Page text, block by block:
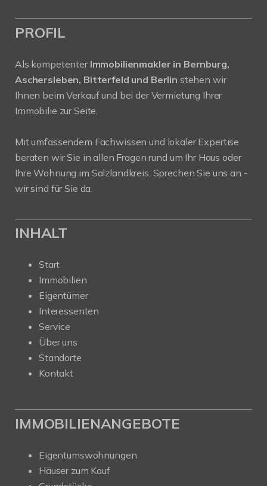
PROFIL
Als kompetenter Immobilienmakler in Bernburg,
Aschersleben, Bitterfeld und Berlin stehen wir
Ihnen beim Verkauf und bei der Vermietung Ihrer
Immobilie zur Seite.
Mit umfassendem Fachwissen und lokaler Expertise
beraten wir Sie in allen Fragen rund um Ihr Haus oder
Ihre Wohnung im Salzlandkreis. Sprechen Sie uns an -
wir sind für Sie da.
INHALT
Start
Immobilien
Eigentümer
Interessenten
Service
Über uns
Standorte
Kontakt
IMMOBILIENANGEBOTE
Eigentumswohnungen
Häuser zum Kauf